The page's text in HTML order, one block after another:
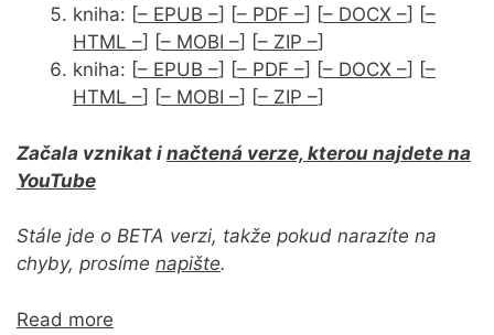
kniha: [– EPUB –] [– PDF –] [– DOCX –] [–
HTML –] [– MOBI –] [– ZIP –]
kniha: [– EPUB –] [– PDF –] [– DOCX –] [–
HTML –] [– MOBI –] [– ZIP –]
Začala vznikat i načtená verze, kterou najdete na
YouTube
Stále jde o BETA verzi, takže pokud narazíte na
chyby, prosíme napište.
Read more